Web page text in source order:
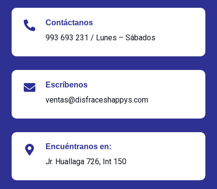
Contáctanos
993 693 231 / Lunes – Sábados
Escríbenos
ventas@disfraceshappys.com
Encuéntranos en:
Jr. Huallaga 726, Int 150